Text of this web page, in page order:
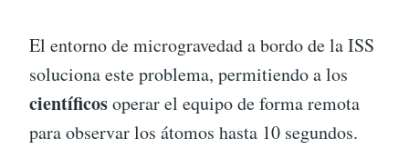
El entorno de microgravedad a bordo de la ISS
soluciona este problema, permitiendo a los
científicosoperar el equipo de forma remota
para observar los átomos hasta 10 segundos.